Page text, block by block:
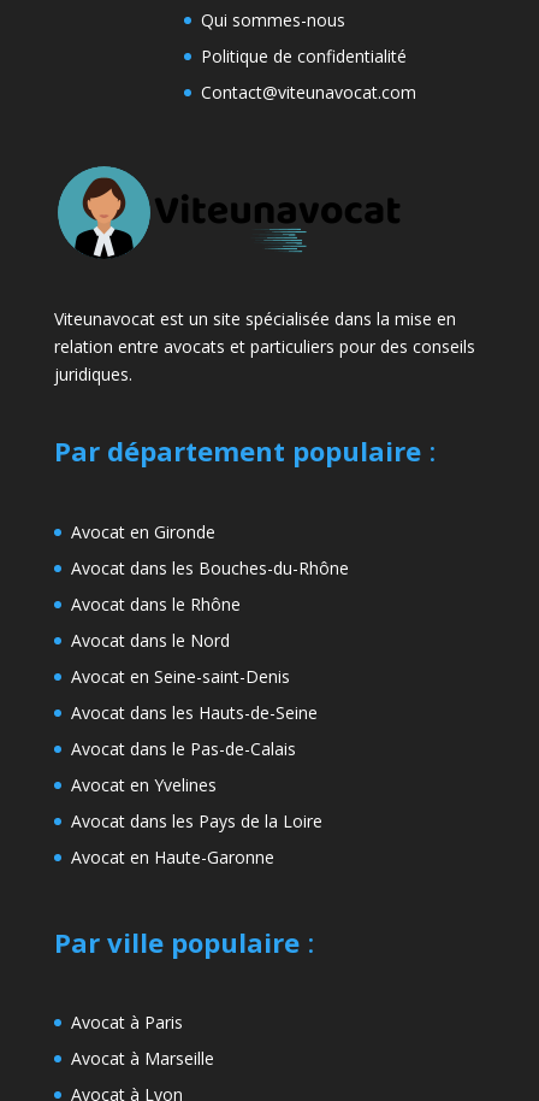
Qui sommes-nous
Politique de confidentialité
Contact@viteunavocat.com
Viteunavocat est un site spécialisée dans la mise en
relation entre avocats et particuliers pour des conseils
juridiques.
Par département populaire:
Avocat en Gironde
Avocat dans les Bouches-du-Rhône
Avocat dans le Rhône
Avocat dans le Nord
Avocat en Seine-saint-Denis
Avocat dans les Hauts-de-Seine
Avocat dans le Pas-de-Calais
Avocat en Yvelines
Avocat dans les Pays de la Loire
Avocat en Haute-Garonne
Par ville populaire:
Avocat à Paris
Avocat à Marseille
Avocat à Lyon